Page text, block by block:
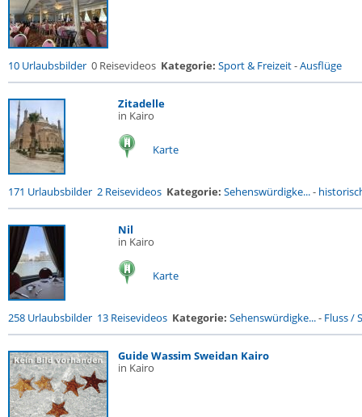
10 Urlaubsbilder 0 Reisevideos Kategorie: Sport & Freizeit-Ausflüge
Zitadelle
in Kairo
Karte
171 Urlaubsbilder 2 Reisevideos Kategorie: Sehenswürdigke...-
Nil
in Kairo
Karte
258 Urlaubsbilder 13 Reisevideos Kategorie: Sehenswürdigke...- Fluss /
Guide Wassim Sweidan Kairo
in Kairo